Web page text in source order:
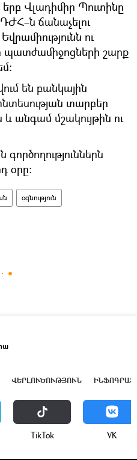
Վլադիմիր Պուտինը
ճանաչելու
ու
պատժամիջոցների շարք
են բանկային
տարբեր
և անգամ մշակույթին ու
օրը։
օգնություն
ՎԵՐԼՈՒԾՈՒԹՅՈՒՆ
ТikТоk VK